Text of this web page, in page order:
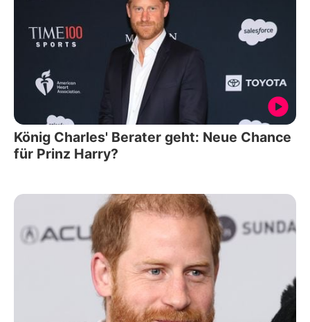
König Charles' Berater geht: Neue Chance
für Prinz Harry?